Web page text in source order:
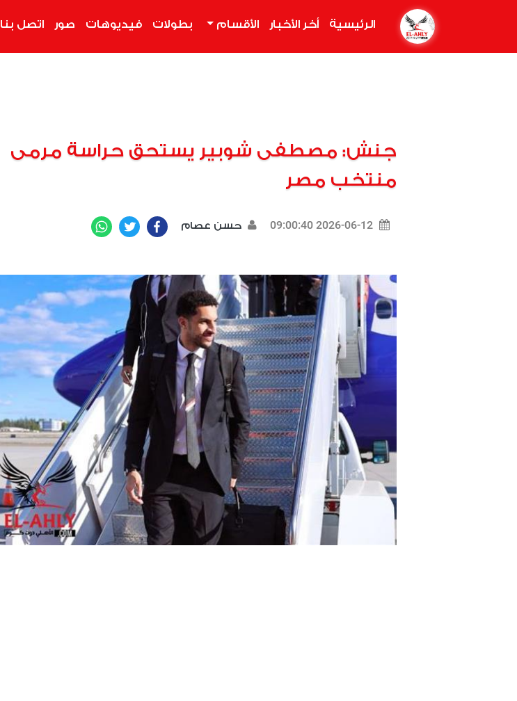
الرئيسية أخر الأخبار الأقسام بطولات فيديوهات صور اتصل بنا
جنش: مصطفى شوبير يستحق حراسة مرمى
منتخب مصر
2026-06-12 09:00:40 حسن عصام Facebook
Twitter